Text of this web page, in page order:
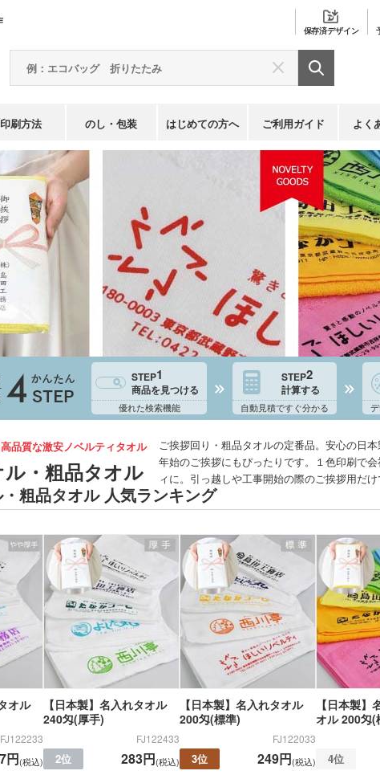
保存済デザイン
印刷方法 のし・包装 はじめての方へ ご利用ガイド よく
オル 名入れタオル・粗品タオル
品質な激安ノベルティタオル
・粗品タオル
ご挨拶回り・粗品タオルの定番品。安心の日
年始のご挨拶にもぴったりです。１色印刷で
ィに。引っ越しや工事開始の際のご挨拶用だ
STEP1
商品を見つける
優れた検索機能
STEP2
計算する
自動見積ですぐ分かる
粗品タオル 人気ランキング
オル
FJ122233
円(税込)
【日本製】名入れタオル
240匁(厚手)
FJ122433
2位 283円(税込)
【日本製】名入れタオル
200匁(標準)
FJ122033
3位 249円(税込)
【日本製】
オル 200匁(
4位